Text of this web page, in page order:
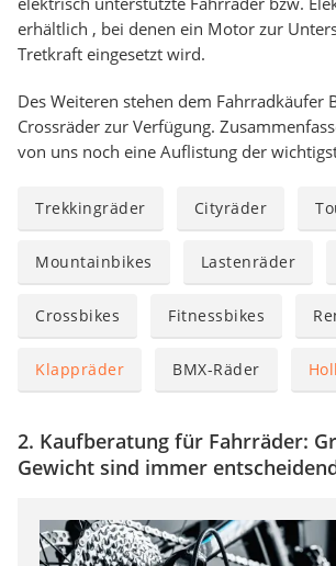
erhältlich , bei denen ein Motor zur
Tretkraft eingesetzt wird.
Des Weiteren stehen dem Fahrradkäufer
Crossräder zur Verfügung.
von uns noch eine Auflistung der
Trekkingräder Cityräder
Mountainbikes Lastenräder
Crossbikes Fitnessbikes
Klappräder BMX-Räder
2. Kaufberatung für Fahrräder:
Gewicht sind immer